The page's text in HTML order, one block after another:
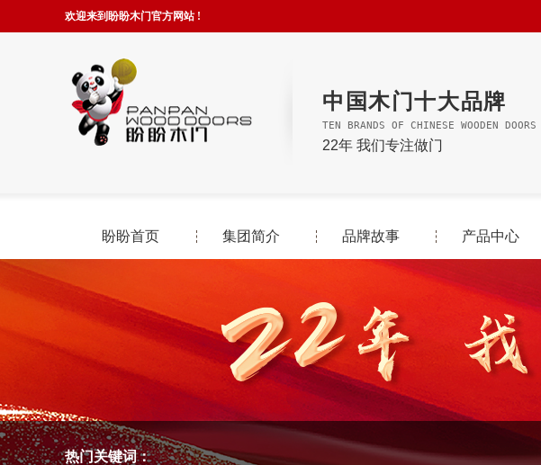
欢迎来到盼盼木门官方网站 !
中国木门十大品牌
TEN BRANDS OF CHINESE WOODEN DOORS
22年 我们专注做门
盼盼首页 集团简介 品牌故事 产品中心
热门关键词：